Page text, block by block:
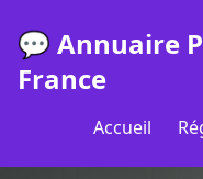
💬 Annuaire
France
Accueil